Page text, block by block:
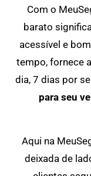
Com o
barato
acessível e
tempo, fornece
dia, 7 dias por
para seu
Aqui na
deixada de